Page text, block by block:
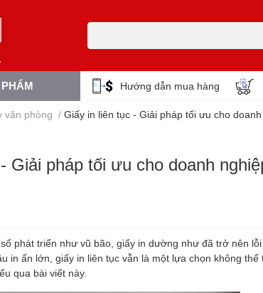
Hướng dẫn mua hàng
văn phòng / Giấy in liên tục - Giải pháp tối ưu cho
Giải pháp tối ưu cho doanh
phát triển như vũ bão, giấy in dường như đã trở nên
in ấn lớn, giấy in liên tục vẫn là một lựa chọn không
qua bài viết này.